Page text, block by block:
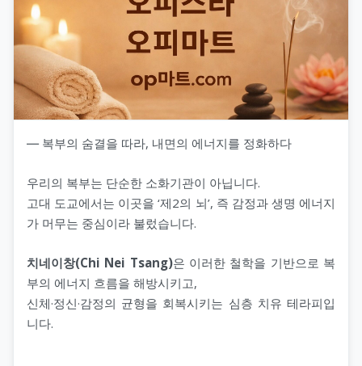
― 복부의 숨결을 따라, 내면의 에너지를 정화하다
우리의 복부는 단순한 소화기관이 아닙니다.
고대 도교에서는 이곳을 ‘제2의 뇌’, 즉 감정과 생명 에너지
가 머무는 중심이라 불렀습니다.
치네이창(Chi Nei Tsang)은 이러한 철학을 기반으로 복
부의 에너지 흐름을 해방시키고,
신체·정신·감정의 균형을 회복시키는 심층 치유 테라피입
니다.